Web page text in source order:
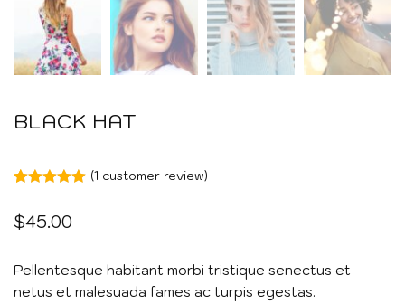
BLACK HAT
out of 5
based on
(1 customer review)
$45.00
Pellentesque habitant morbi tristique senectus et
netus et malesuada fames ac turpis egestas.